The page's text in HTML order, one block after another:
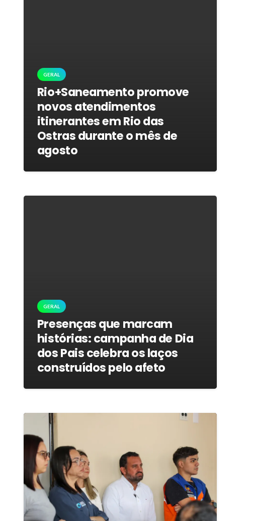
GERAL
Rio+Saneamento promove
novos atendimentos
itinerantes em Rio das
Ostras durante o mês de
agosto
GERAL
Presenças que marcam
histórias: campanha de Dia
dos Pais celebra os laços
construídos pelo afeto